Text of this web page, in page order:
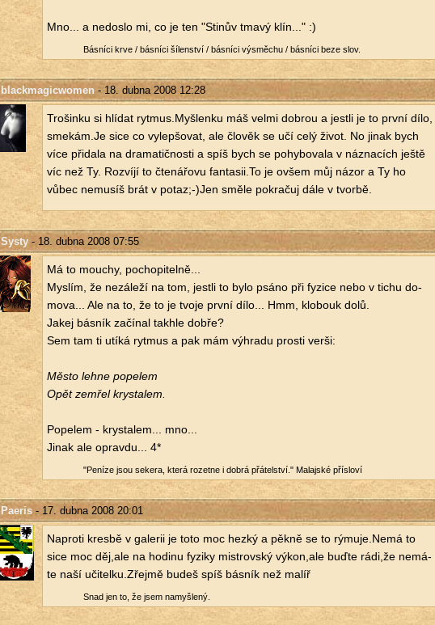
Mno... a ne­dos­lo mi, co je ten "Sti­nův tmavý klín..." :)
Bás­ní­ci krve / bás­ní­ci ší­len­ství / bás­ní­ci vý­smě­chu / bás­ní­ci beze slov.
blackmagicwomen - 18. dubna 2008 12:28
Tro­šin­ku si hlí­dat rytmus.​Myšlen­ku máš velmi dobrou a jest­li je to první dílo,
sme­kám.Je sice co vy­lep­šo­vat, ale člo­věk se učí celý život. No jinak bych
více při­da­la na dra­ma­tič­nos­ti a spíš bych se po­hy­bo­va­la v názna­cích ještě
víc než Ty. Roz­ví­jí to čte­ná­řo­vu fantasii.​To je ovšem můj názor a Ty ho
vůbec ne­mu­síš brát v potaz;-)Jen směle po­kra­čuj dále v tvor­bě.
Systy- 18. dubna 2008 07:55
Má to mou­chy, po­cho­pi­tel­ně...
Mys­lím, že ne­zá­le­ží na tom, jest­li to bylo psáno při fy­zi­ce nebo v tichu do­
mo­va... Ale na to, že to je tvoje první dílo... Hmm, klo­bouk dolů.
Jakej bás­ník za­čí­nal takhle dobře?
Sem tam ti utíká ryt­mus a pak mám vý­hra­du pro­s­ti verši:
Město lehne po­pe­lem
Opět ze­mřel krys­ta­lem.
Po­pe­lem - krys­ta­lem... mno...
Jinak ale oprav­du... 4*
"Pe­ní­ze jsou se­ke­ra, která ro­ze­tne i dobrá přá­tel­ství." Ma­laj­ské pří­slo­ví
Paeris- 17. dubna 2008 20:01
Na­pro­ti kresbě v ga­le­rii je toto moc hezký a pěkně se to rý­mu­je.Nemá to
sice moc děj,ale na ho­di­nu fy­zi­ky mi­s­trov­ský výkon,ale buďte rádi,že ne­má­
te naší uči­tel­ku.Zřej­mě budeš spíš bás­ník než malíř
Snad jen to, že jsem na­myš­le­ný.